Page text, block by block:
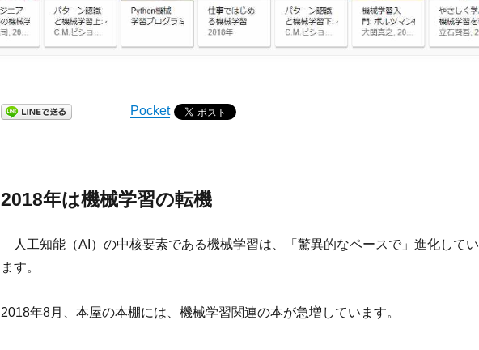
Pocket
2018年は機械学習の転機
人工知能（AI）の中核要素である機械学習は、「驚異的なペースで」進化してい
ます。
2018年8月、本屋の本棚には、機械学習関連の本が急増しています。